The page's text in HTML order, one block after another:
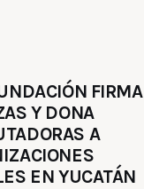
FIRMA
Y DONA
A
EN YUCATÁN